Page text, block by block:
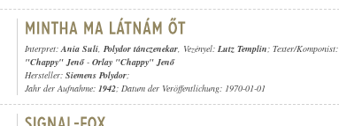
Interpret:Ania Suli, Polydor tánczenekar, Vezényel: Lutz Templin; Texter/Komponist:
"Chappy" Jenő- Orlay "Chappy" Jenő
Hersteller: Siemens Polydor;
Jahr der Aufnahme: 1942; Datum der Veröffentlichung: 1970-01-01